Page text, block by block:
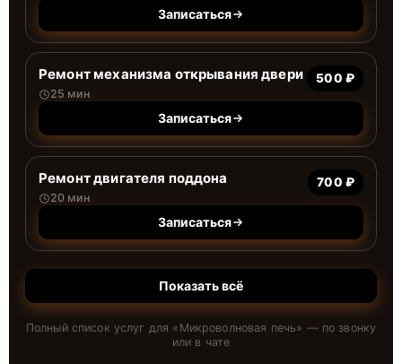
Записаться
Ремонт механизма открывания двери
25 мин
500 ₽
Записаться
Ремонт двигателя поддона
20 мин
700 ₽
Записаться
Показать всё
Полный список услуг для « Микроволновая печь» — по звонку
или в чате